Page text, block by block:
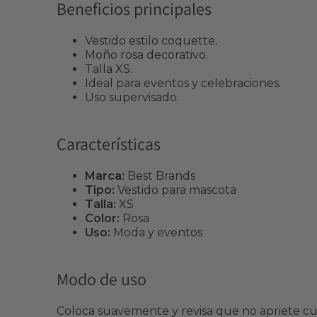
Beneficios principales
Vestido estilo coquette.
Moño rosa decorativo.
Talla XS.
Ideal para eventos y celebraciones.
Uso supervisado.
Características
Marca: Best Brands
Tipo: Vestido para mascota
Talla: XS
Color: Rosa
Uso: Moda y eventos
Modo de uso
Coloca suavemente y revisa que no apriete